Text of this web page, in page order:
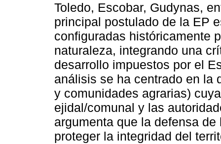
Toledo, Escobar, Gudynas,
principal postulado de la EP
configuradas históricamente
naturaleza, integrando una
desarrollo impuestos por el
análisis se ha centrado en la
y comunidades agrarias)
ejidal/comunal y las
argumenta que la defensa
proteger la integridad del